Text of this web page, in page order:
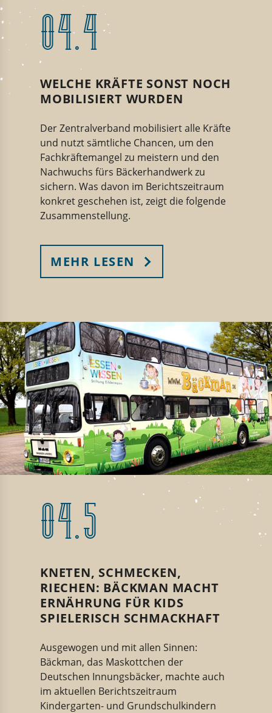
04.4
WELCHE KRÄFTE SONST NOCH
MOBILISIERT WURDEN
Der Zentralverband mobilisiert alle Kräfte
und nutzt sämtliche Chancen, um den
Fachkräftemangel zu meistern und den
Nachwuchs fürs Bäckerhandwerk zu
sichern. Was davon im Berichtszeitraum
konkret geschehen ist, zeigt die folgende
Zusammenstellung.
MEHR LESEN
04.5
KNETEN, SCHMECKEN,
RIECHEN: BÄCKMAN MACHT
ERNÄHRUNG FÜR KIDS
SPIELERISCH SCHMACKHAFT
Ausgewogen und mit allen Sinnen:
Bäckman, das Maskottchen der
Deutschen Innungsbäcker, machte auch
im aktuellen Berichtszeitraum
Kindergarten- und Grundschulkindern